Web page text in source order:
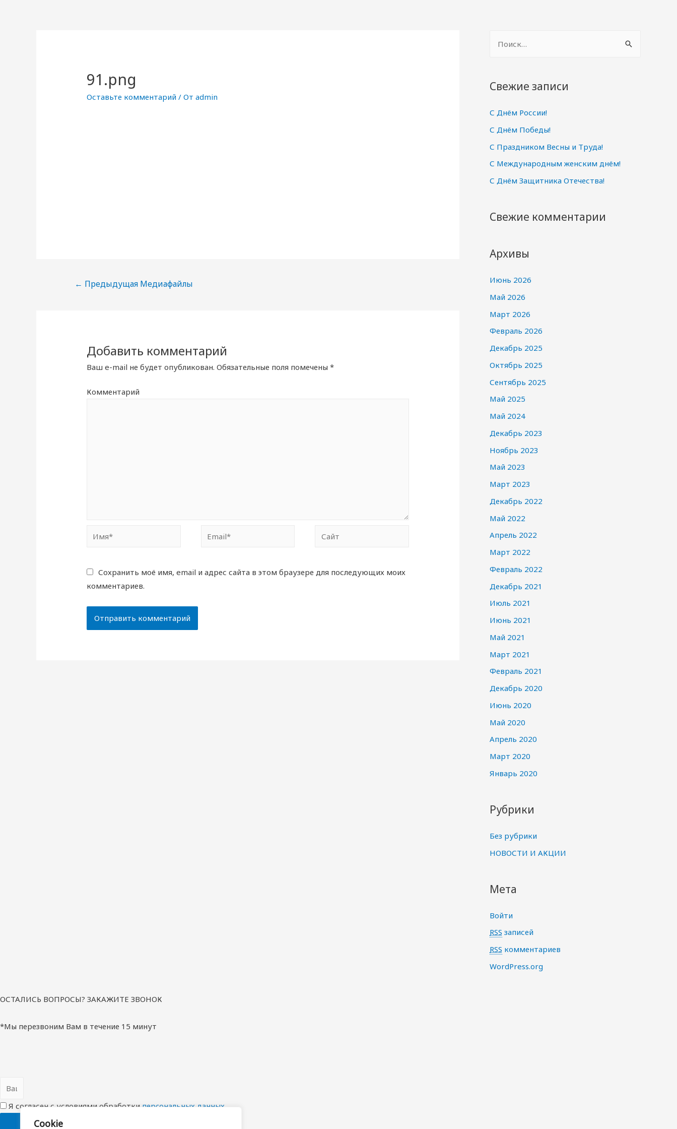
Cookie
91.png
Оставьте комментарий / От admin
Навигация
← Предыдущая Медиафайлы
Добавить комментарий
Ваш e-mail не будет опубликован. Обязательные поля помечены*
Комментарий
Сохранить моё имя, email и адрес сайта в этом браузере для последующих моих
комментариев.
т
:
Свежие записи
С Днём России!
С Днём Победы!
С Праздником Весны и Труда!
С Международным женским днём!
С Днём Защитника Отечества!
Свежие комментарии
Архивы
Июнь 2026
Май 2026
Март 2026
Февраль 2026
Декабрь 2025
Октябрь 2025
Сентябрь 2025
Май 2025
Май 2024
Декабрь 2023
Ноябрь 2023
Май 2023
Март 2023
Декабрь 2022
Май 2022
Апрель 2022
Март 2022
Февраль 2022
Декабрь 2021
Июль 2021
Июнь 2021
Май 2021
Март 2021
Февраль 2021
Декабрь 2020
Июнь 2020
Май 2020
Апрель 2020
Март 2020
Январь 2020
Рубрики
Без рубрики
НОВОСТИ И АКЦИИ
Мета
Войти
RSS записей
RSS комментариев
WordPress.org
ОСТАЛИСЬ ВОПРОСЫ? ЗАКАЖИТЕ ЗВОНОК
*Мы перезвоним Вам в течение 15 минут
Я согласен с условиями обработки перcональных данных
ОТПРАВИТЬ ЗАЯВКУ